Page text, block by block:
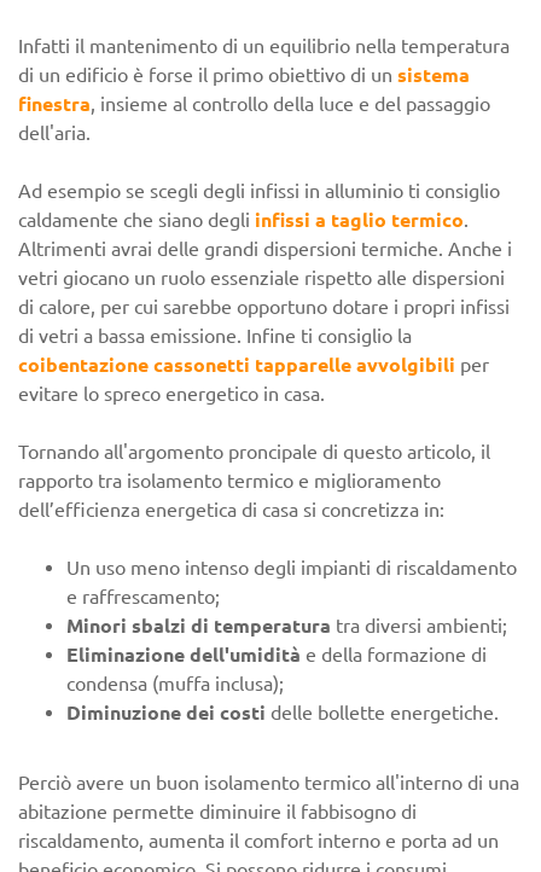
Infatti il mantenimento di un equilibrio nella temperatura
di un edificio è forse il primo obiettivo di un sistema
finestra, insieme al controllo della luce e del passaggio
dell'aria.
Ad esempio se scegli degli infissi in alluminio ti consiglio
caldamente che siano degli infissi a taglio termico.
Altrimenti avrai delle grandi dispersioni termiche. Anche i
vetri giocano un ruolo essenziale rispetto alle dispersioni
di calore, per cui sarebbe opportuno dotare i propri infissi
di vetri a bassa emissione. Infine ti consiglio la
coibentazione cassonetti tapparelle avvolgibili per
evitare lo spreco energetico in casa.
Tornando all'argomento proncipale di questo articolo, il
rapporto tra isolamento termico e miglioramento
dell’efficienza energetica di casa si concretizza in:
Un uso meno intenso degli impianti di riscaldamento
e raffrescamento;
Minori sbalzi di temperatura tra diversi ambienti;
Eliminazione dell'umidità e della formazione di
condensa (muffa inclusa);
Diminuzione dei costi delle bollette energetiche.
Perciò avere un buon isolamento termico all'interno di una
abitazione permette diminuire il fabbisogno di
riscaldamento, aumenta il comfort interno e porta ad un